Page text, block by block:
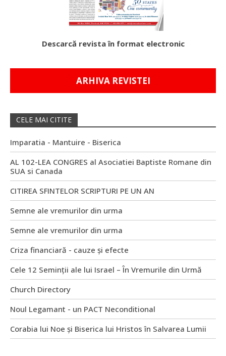
Descarcă revista în format electronic
ARHIVA REVISTEI
CELE MAI CITITE
Imparatia - Mantuire - Biserica
AL 102-LEA CONGRES al Asociatiei Baptiste Romane din
SUA si Canada
CITIREA SFINTELOR SCRIPTURI PE UN AN
Semne ale vremurilor din urma
Semne ale vremurilor din urma
Criza financiară - cauze și efecte
Cele 12 Seminții ale lui Israel – În Vremurile din Urmă
Church Directory
Noul Legamant - un PACT Neconditional
Corabia lui Noe și Biserica lui Hristos în Salvarea Lumii